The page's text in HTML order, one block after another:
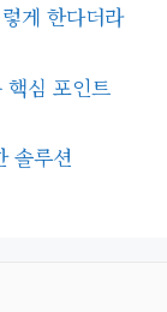
게 한다더라
핵심 포인트
솔루션